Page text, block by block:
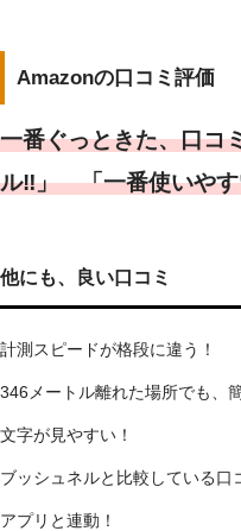
Amazonの口コミ評価
一番ぐっときた、口
ル‼」 「一番使いやす
他にも、良い口コミ
計測スピードが格段に違う！
346メートル離れた場所でも、
文字が見やすい！
ブッシュネルと比較している口
アプリと連動！